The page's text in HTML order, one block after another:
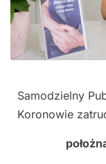
Samodzielny
Koronowie